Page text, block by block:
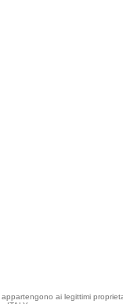
ai legittimi